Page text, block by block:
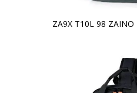
ZA9X T10L 98 ZAINO